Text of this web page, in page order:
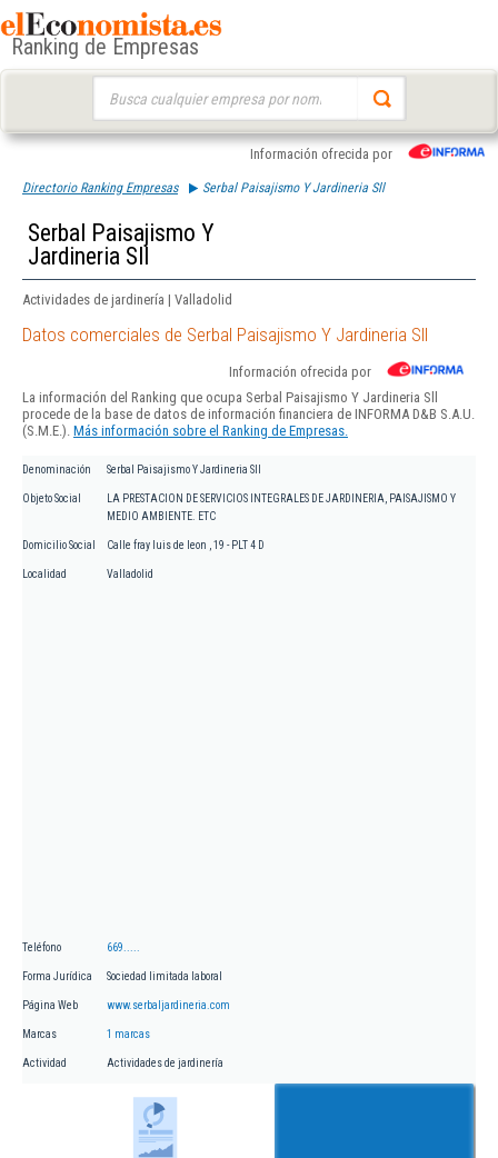
Ranking de Empresas
Información ofrecida por
Directorio Ranking Empresas Serbal Paisajismo Y Jardineria Sll
Serbal Paisajismo Y
Jardineria Sll
Actividades de jardinería | Valladolid
Datos comerciales de Serbal Paisajismo Y Jardineria Sll
Información ofrecida por
La información del Ranking que ocupa Serbal Paisajismo Y Jardineria Sll
procede de la base de datos de información financiera de INFORMA D&B S.A.U.
(S.M.E.). Más información sobre el Ranking de Empresas.
Denominación Serbal Paisajismo Y Jardineria Sll
Objeto Social
LA PRESTACION DE SERVICIOS INTEGRALES DE JARDINERIA, PAISAJISMO Y
MEDIO AMBIENTE. ETC
Domicilio Social Calle fray luis de leon , 19 - PLT 4 D
Localidad Valladolid
Teléfono 669.....
Forma Jurídica Sociedad limitada laboral
Página Web www.serbaljardineria.com
Marcas 1 marcas
Actividad Actividades de jardinería